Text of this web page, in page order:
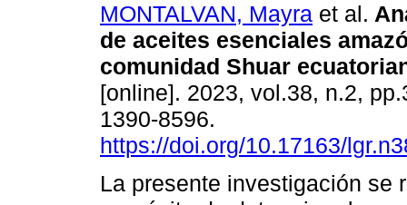
MONTALVAN, Mayra et al.
de aceites esenciales
comunidad Shuar
[online]. 2023, vol.38, n.2,
1390-8596.
https://doi.org/10.17163/
La presente investigación se